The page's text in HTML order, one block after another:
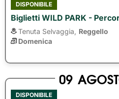
DISPONIBILE
Biglietti WILD PARK -
Tenuta Selvaggia,
Reggello
Domenica
09
DISPONIBILE